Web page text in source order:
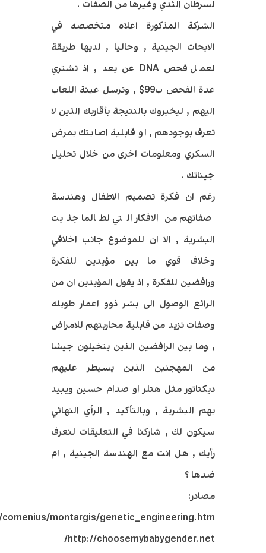
لسرطان الثدي وغيرها من الصفات .
الشركة المذكورة اعلاه متخصصه في
الابحاث الجينية , وحاليا , لديها طريقة
لعمل فحص DNA عن بعد , اذ تشتري
عدة الفحص ب99$ , وترسل عينة اللعاب
اليهم , ليخبروك بالنتيجة بأقاربك الذين لا
تعرف بوجودهم , او قابلية اصابتك بمرض
السكري ومعلومات اخرى من خلال تحليل
جيناتك .
رغم ان فكرة تصميم الاطفال وهندسة
صفاتهم من الافكار التي لطالما جذبت
البشرية , الا ان للموضوع جانب اخلاقي
وخلاف قوي ما بين مؤيدين للفكرة
ورافضين للفكرة , اذ يقول المؤيدين ان من
الرائع الوصول الى بشر ذوو اعمار طويله
وصفات تزيد من قابلية محاربتهم للامراض
, وما بين الرافضين الذين يتخيلون جيشا
من المهجنين الذين يسيطر عليهم
ديكتاتور مثل هتلر او صدام حسين ويبيد
بهم البشرية , وبالتأكيد , الرأي النهائي
سيكون لك , شاركنا في التعليقات لنعرف
رأيك , هل انت مع الهندسة الجينية , ام
ضدها ؟
مصادر:
montargis/genetic_engineering.htm
http://choosemybabygender.net/